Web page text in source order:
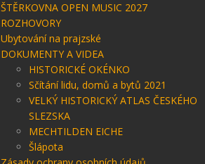
ŠTĚRKOVNA OPEN MUSIC 2027
ROZHOVORY
Ubytování na prajzské
DOKUMENTY A VIDEA
HISTORICKÉ OKÉNKO
Sčítání lidu, domů a bytů 2021
VELKÝ HISTORICKÝ ATLAS ČESKÉHO
SLEZSKA
MECHTILDEN EICHE
Šlápota